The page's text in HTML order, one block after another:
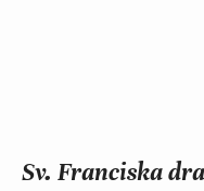
Sv. Franciska